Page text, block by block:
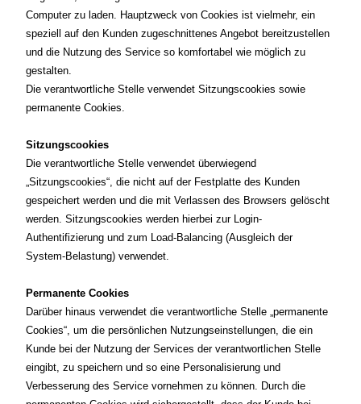
Computer zu laden. Hauptzweck von Cookies ist vielmehr, ein
speziell auf den Kunden zugeschnittenes Angebot bereitzustellen
und die Nutzung des Service so komfortabel wie möglich zu
gestalten.
Die verantwortliche Stelle verwendet Sitzungscookies sowie
permanente Cookies.
Sitzungscookies
Die verantwortliche Stelle verwendet überwiegend
„Sitzungscookies“, die nicht auf der Festplatte des Kunden
gespeichert werden und die mit Verlassen des Browsers gelöscht
werden. Sitzungscookies werden hierbei zur Login-
Authentifizierung und zum Load-Balancing (Ausgleich der
System-Belastung) verwendet.
Permanente Cookies
Darüber hinaus verwendet die verantwortliche Stelle „permanente
Cookies“, um die persönlichen Nutzungseinstellungen, die ein
Kunde bei der Nutzung der Services der verantwortlichen Stelle
eingibt, zu speichern und so eine Personalisierung und
Verbesserung des Service vornehmen zu können. Durch die